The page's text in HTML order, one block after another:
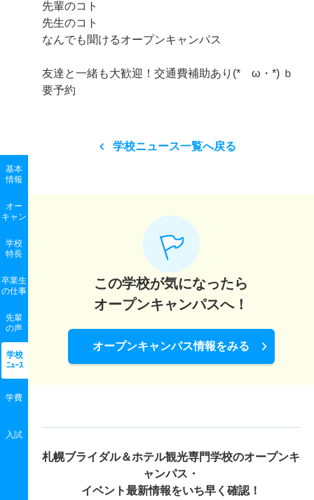
基本
情報
オー
キャン
学校
特長
卒業生
の仕事
先輩
の声
学校
ﾆｭｰｽ
学費
入試
先輩のコト
先生のコト
なんでも聞けるオープンキャンパス
友達と一緒も大歓迎！交通費補助あり(*ゝω・*) ｂ
要予約
学校ニュース一覧へ戻る
この学校が気になったら
オープンキャンパスへ！
オープンキャンパス情報をみる
札幌ブライダル＆ホテル観光専門学校のオープンキ
ャンパス・
イベント最新情報をいち早く確認！